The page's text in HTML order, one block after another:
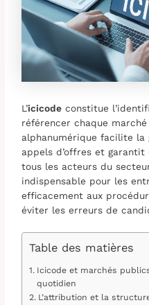
L’icicode constitue
référencer chaque
alphanumérique facilite
appels d’offres et
tous les acteurs du
indispensable pour les
efficacement aux
éviter les erreurs de
Table des matières
Icicode et marchés
quotidien
L’attribution et la